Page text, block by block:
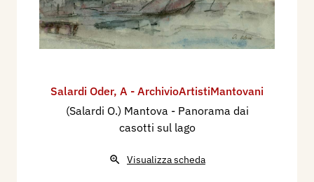
Salardi Oder, A - ArchivioArtistiMantovani
(Salardi O.) Mantova - Panorama dai
casotti sul lago
Visualizza scheda